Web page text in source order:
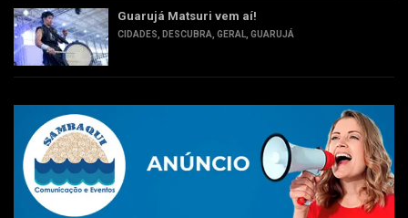
Guarujá Matsuri vem aí!
CIDADES DESCUBRA GERAL GUARUJÁ